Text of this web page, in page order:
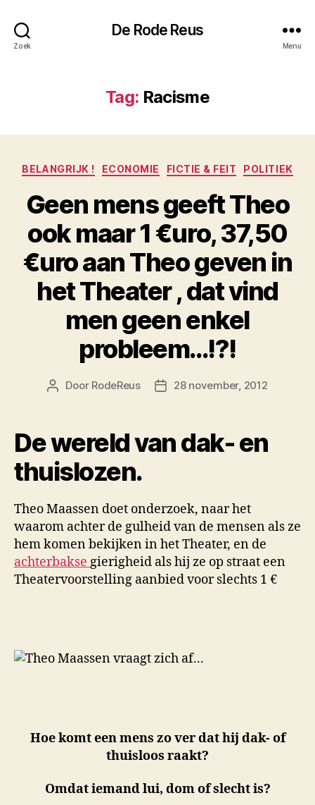
Zoek
De Rode Reus
Menu
Tag: Racisme
Categorieën
BELANGRIJK ! ECONOMIE FICTIE & FEIT POLITIEK
Geen mens geeft Theo
ook maar 1 €uro, 37,50
€uro aan Theo geven in
het Theater , dat vind
men geen enkel
probleem…!?!
Berichtauteur
Door RodeReus Berichtdatum
28 november, 2012
De wereld van dak- en
thuislozen.
Theo Maassen doet onderzoek, naar het
waarom achter de gulheid van de mensen als ze
hem komen bekijken in het Theater, en de
achterbakse gierigheid als hij ze op straat een
Theatervoorstelling aanbied voor slechts 1 €
Hoe komt een mens zo ver dat hij dak- of
thuisloos raakt?
Omdat iemand lui, dom of slecht is?